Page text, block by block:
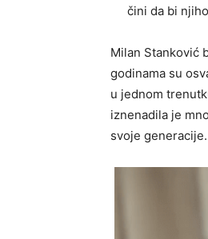
čini da bi
Milan Stanković
godinama su
u jednom
iznenadila je
svoje generacije.